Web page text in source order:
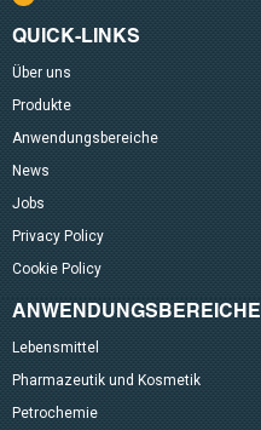
QUICK-LINKS
Über uns
Produkte
Anwendungsbereiche
News
Jobs
Privacy Policy
Cookie Policy
ANWENDUNGSBEREICHE
Lebensmittel
Pharmazeutik und Kosmetik
Petrochemie